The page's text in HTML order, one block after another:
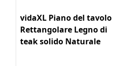
vidaXL Piano del tavolo
Rettangolare Legno di
teak solido Naturale